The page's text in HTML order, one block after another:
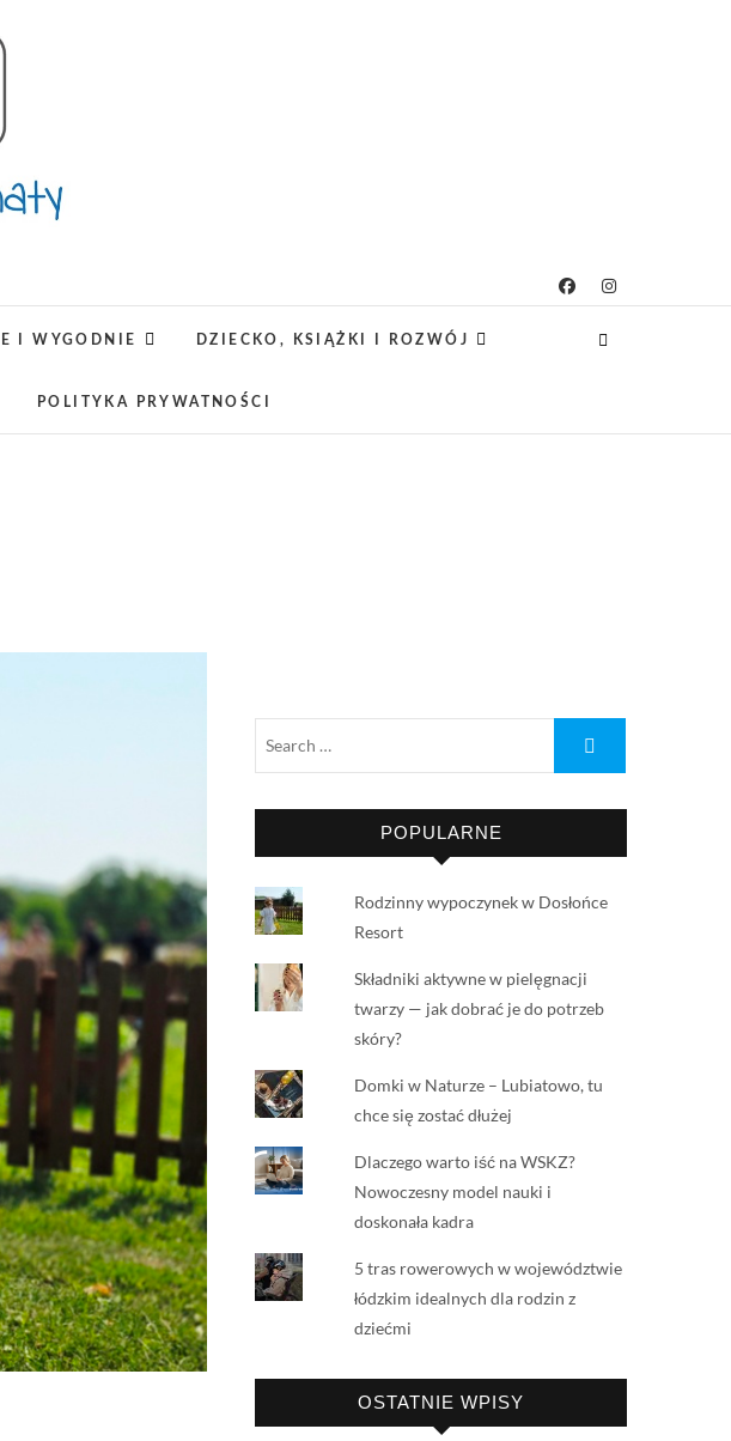
rodzicielsko-lifestylowy
Z NAUKĄ, CIEKAWE PROJEKTY DIY Z DZIECKIEM,
I WYGODNIE DZIECKO, KSIĄŻKI I ROZWÓJ
POLITYKA PRYWATNOŚCI
POPULARNE
Rodzinny wypoczynek w Dosłońce
Resort
Składniki aktywne w pielęgnacji
twarzy — jak dobrać je do potrzeb
skóry?
Domki w Naturze – Lubiatowo, tu
chce się zostać dłużej
Dlaczego warto iść na WSKZ?
Nowoczesny model nauki i
doskonała kadra
5 tras rowerowych w województwie
łódzkim idealnych dla rodzin z
dziećmi
OSTATNIE WPISY